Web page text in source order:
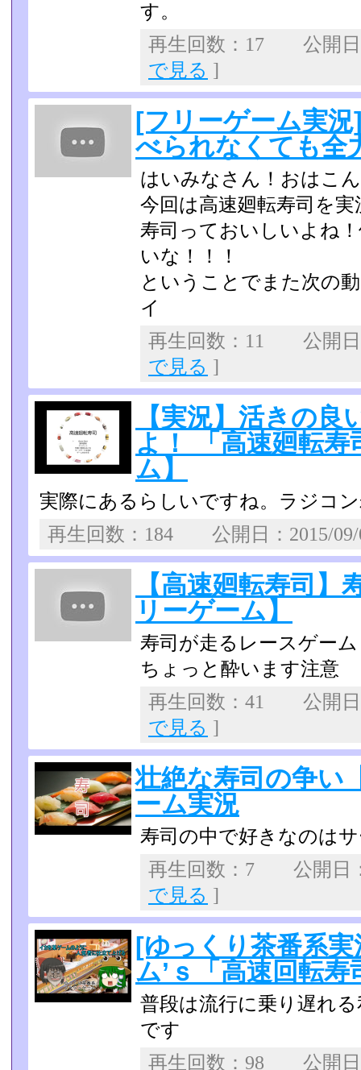
す。
再生回数：17 公開
で見る ]
[フリーゲーム実
べられなくても全
はいみなさん！おはこ
今回は高速廻転寿司を
寿司っておいしいよね
いな！！！
ということでまた次の
イ
再生回数：11 公開
で見る ]
【実況】活きの
よ！ 「高速廻転
ム】
実際にあるらしいですね。ラジコ
再生回数：184 公開日：
【高速廻転寿司
リーゲーム】
寿司が走るレースゲーム
ちょっと酔います注意
再生回数：41 公開
で見る ]
壮絶な寿司の争い
ーム実況
寿司の中で好きなのは
再生回数：7 公開
で見る ]
[ゆっくり茶番系
ム’ｓ「高速回転寿
普段は流行に乗り遅れ
です
再生回数：98 公開